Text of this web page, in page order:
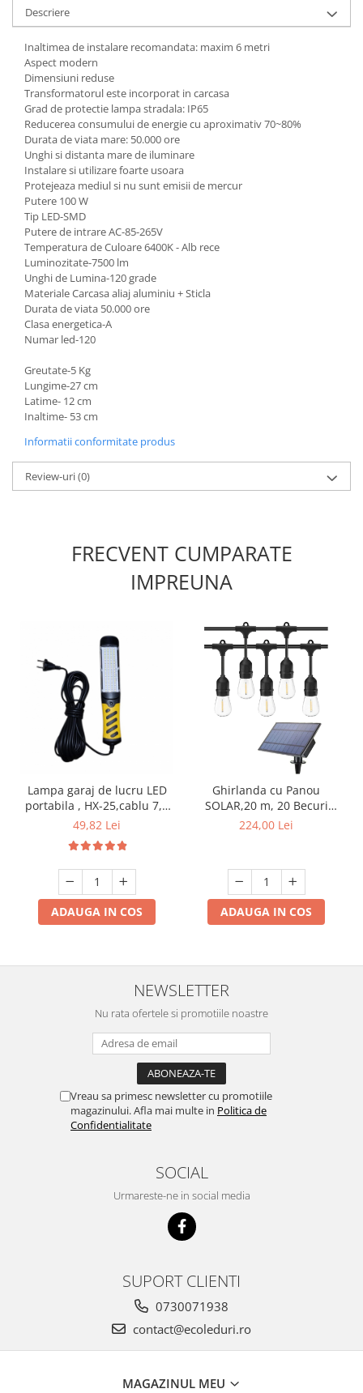
Descriere
Inaltimea de instalare recomandata: maxim 6 metri
Aspect modern
Dimensiuni reduse
Transformatorul este incorporat in carcasa
Grad de protectie lampa stradala: IP65
Reducerea consumului de energie cu aproximativ 70~80%
Durata de viata mare: 50.000 ore
Unghi si distanta mare de iluminare
Instalare si utilizare foarte usoara
Protejeaza mediul si nu sunt emisii de mercur
Putere 100 W
Tip LED-SMD
Putere de intrare AC-85-265V
Temperatura de Culoare 6400K - Alb rece
Luminozitate-7500 lm
Unghi de Lumina-120 grade
Materiale Carcasa aliaj aluminiu + Sticla
Durata de viata 50.000 ore
Clasa energetica-A
Numar led-120
Greutate-5 Kg
Lungime-27 cm
Latime- 12 cm
Inaltime- 53 cm
Informatii conformitate produs
Review-uri(0)
FRECVENT CUMPARATE
IMPREUNA
Lampa garaj de lucru LED
portabila , HX-25,cablu 7,5
m 220V
49,82 Lei
ADAUGA IN COS
Ghirlanda cu Panou
SOLAR,20 m, 20 Becuri
incluse filament LED S14,
Lumini
224,00 Lei
ADAUGA IN COS
NEWSLETTER
Nu rata ofertele si promotiile noastre
Vreau sa primesc newsletter cu promotiile
magazinului. Afla mai multe in Politica de
Confidentialitate
SOCIAL
Urmareste-ne in social media
SUPORT CLIENTI
0730071938
contact@ecoleduri.ro
MAGAZINUL MEU